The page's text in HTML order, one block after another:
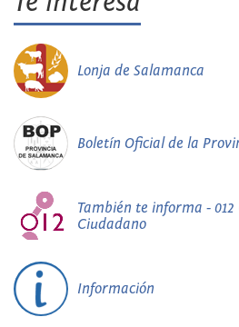
Lonja de Salamanca
Boletín Oficial de la
También te informa - 012
Ciudadano
Información